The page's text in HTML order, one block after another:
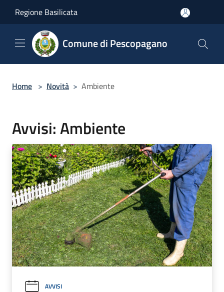
Regione Basilicata
Comune di Pescopagano
Home > Novità > Ambiente
Avvisi: Ambiente
AVVISI